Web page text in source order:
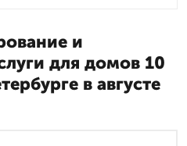
и
для домов 10
в августе